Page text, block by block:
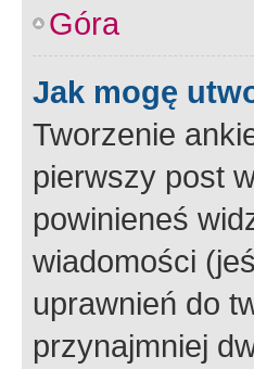
Góra
Jak mogę
Tworzenie
pierwszy post
powinieneś
wiadomości
uprawnień do
przynajmniej